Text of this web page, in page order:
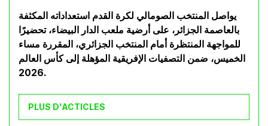
يواصل المنتخب الصومالي لكرة القدم استعداداته المكثفة
بالعاصمة الجزائر، على أرضية ملعب الدار البيضاء، تحضيرًا
للمواجهة المنتظرة أمام المنتخب الجزائري، المقررة مساء
الخميس، ضمن التصفيات الإفريقية المؤهلة إلى كأس العالم
2026.
PLUS D'ACTICLES